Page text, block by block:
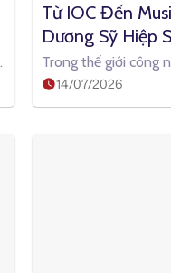
Từ IOC Đến
Dương Sỹ Hiệp
Thức Không
Vào Làm
14/07/2026
Trong thế giới công
theo framework mới